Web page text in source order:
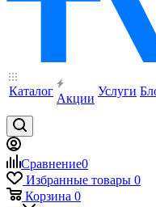
Каталог
Акции
Услуги
Сравнение0
Избранные товары 0
Корзина 0